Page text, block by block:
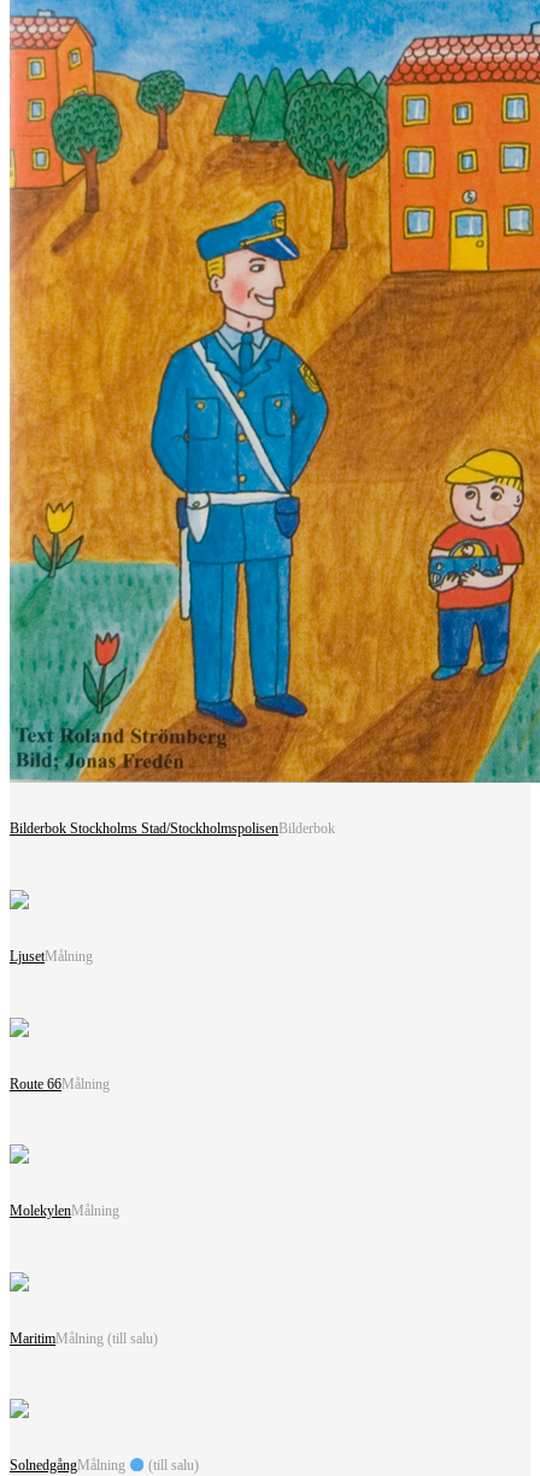
Bilderbok Stockholms Stad/StockholmspolisenBilderbok
LjusetMålning
Route 66Målning
MolekylenMålning
MaritimMålning (till salu)
SolnedgångMålning (till salu)